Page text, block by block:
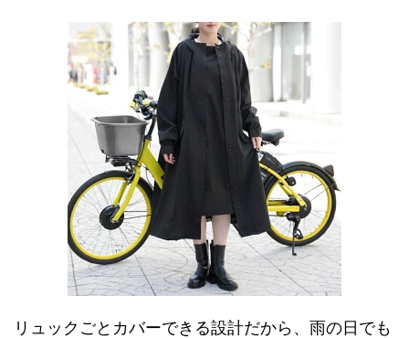
リュックごとカバーできる設計だから、雨の日でも